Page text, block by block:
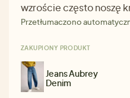
wzroście często noszę
Przetłumaczono
ZAKUPIONY PRODUKT
Jeans Aubrey
Denim